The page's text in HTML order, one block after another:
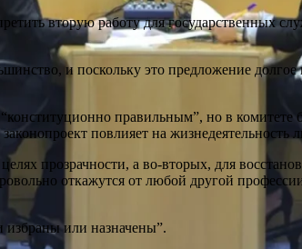
вторую работу для государственных
и поскольку это предложение
“конституционно правильным”, но в
повлияет на жизнедеятельность
прозрачности, а во-вторых, для
откажутся от любой другой
избраны или назначены”.